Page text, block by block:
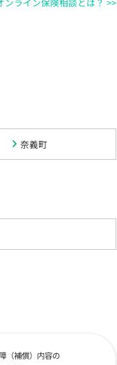
奈義町
（補償）内容の